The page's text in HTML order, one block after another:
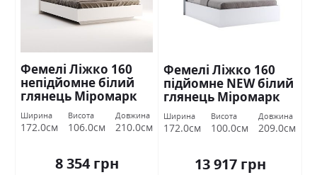
Фемелі Ліжко 160
непідйомне білий
глянець Міромарк
Ширина
172.0см
Висота
106.0см
Довжина
210.0см
8 354 грн
Фемелі Ліжко 160
підйомне NEW білий
глянець Міромарк
Ширина
172.0см
Висота
100.0см
Довжина
209.0см
13 917 грн